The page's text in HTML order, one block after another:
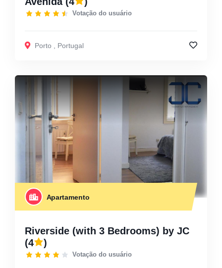
Votação do usuário
Porto Portugal
Apartamento
Riverside (with 3 Bedrooms) by JC
(4
)
Votação do usuário